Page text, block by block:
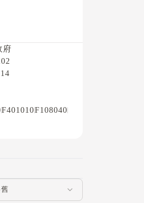
府
F401010F108040